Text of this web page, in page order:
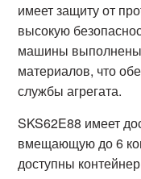
имеет защиту от
высокую
машины выполнены
материалов, что
службы агрегата.
SKS62E88 имеет
вмещающую до 6
доступны